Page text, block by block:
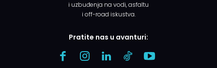
i uzbuđenja na vodi, asfaltu
i off-road iskustva.
Pratite nas u avanturi: